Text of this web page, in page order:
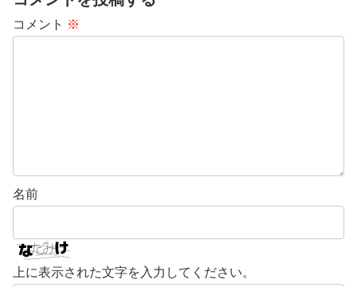
コメント ※
名前
上に表示された文字を入力してください。